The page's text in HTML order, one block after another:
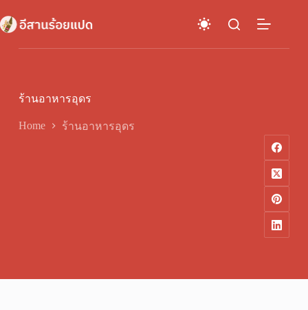
to
content
ร้านอาหารอุดร
Home ร้านอาหารอุดร